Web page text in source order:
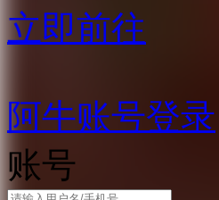
立即前往
阿牛账号登录
账号